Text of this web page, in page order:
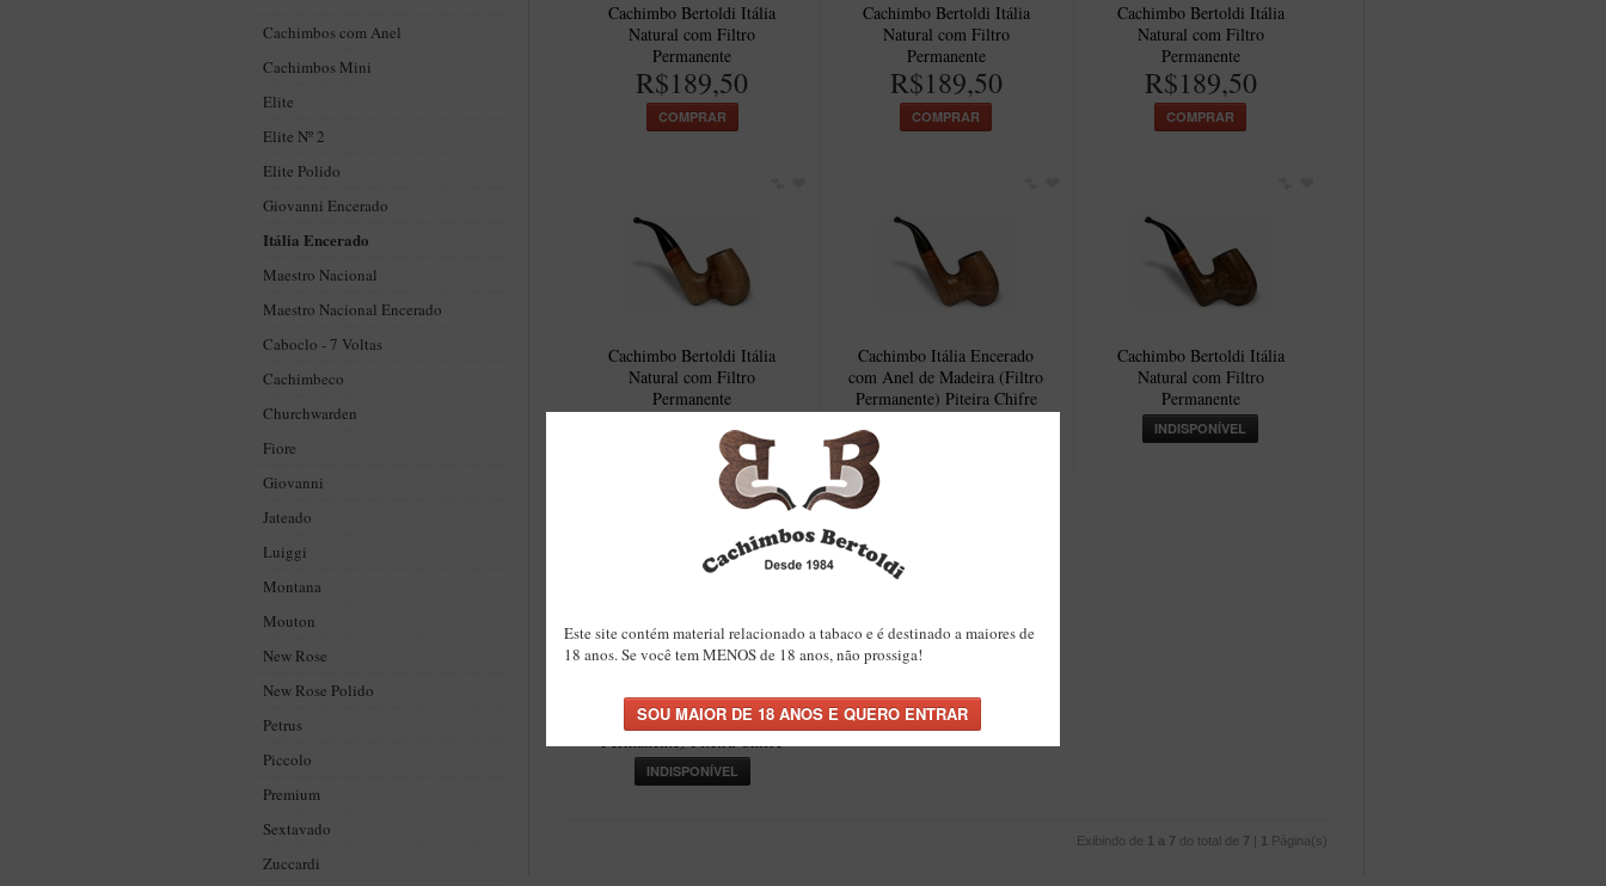
Cachimbos com Anel
Cachimbos Mini
Elite
Elite Nº 2
Elite Polido
Giovanni Encerado
Itália Encerado
Maestro Nacional
Maestro Nacional Encerado
Caboclo - 7 Voltas
Cachimbeco
Churchwarden
Fiore
Giovanni
Jateado
Luiggi
Montana
Mouton
New Rose
New Rose Polido
Petrus
Piccolo
Premium
Sextavado
Zuccardi
Cachimbo Bertoldi Itália
Natural com Filtro
Permanente
R$189,50
COMPRAR
Cachimbo Bertoldi Itália
Natural com Filtro
Permanente
R$189,50
COMPRAR
Cachimbo Bertoldi Itália
Natural com Filtro
Permanente
R$189,50
COMPRAR
Cachimbo Bertoldi Itália
Natural com Filtro
Permanente
R$189,50
COMPRAR
Cachimbo Itália Encerado
com Anel de Madeira (Filtro
Permanente) Piteira Chifre
Cachimbo Bertoldi Itália
Natural com Filtro
Permanente
INDISPONÍVEL
Cachimbo Itália Encerado
com Anel de Madeira (Filtro
Permanente) Piteira Chifre
INDISPONÍVEL
Exibindo de 1 a 7 do total de 7 | 1 Página(s)
Este site contém material relacionado a tabaco e é destinado a maiores de
18 anos. Se você tem MENOS de 18 anos, não prossiga!